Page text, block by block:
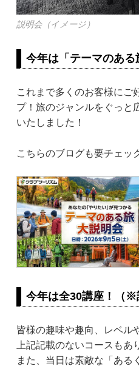
説明会（イメージ）
今年は「テーマのある
これまで多くのお客様にご
プ！旅のジャンルをぐっと
いたしました！
こちらのブログも要チェッ
今年は全30講座！（※
皆様の趣味や趣向、レベル
上記記載のないコースも
また、当日は素敵な「ある